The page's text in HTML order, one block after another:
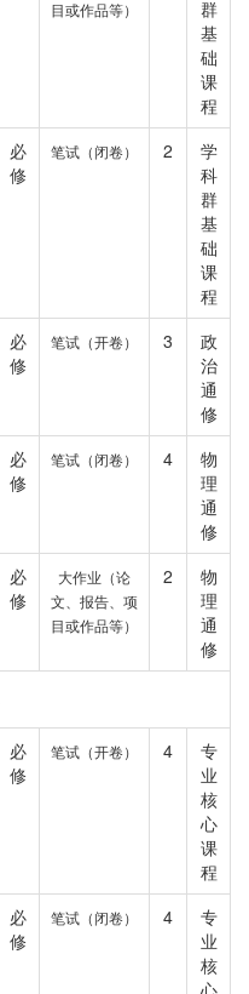
目或作品等）
群
基
础
课
程
必
修
笔试（闭卷） 2
学
科
群
基
础
课
程
必
修
笔试（开卷） 3
政
治
通
修
必
修
笔试（闭卷） 4
物
理
通
修
必
修
大作业（论
文、报告、项
目或作品等）
2
物
理
通
修
必
修
笔试（开卷） 4
专
业
核
心
课
程
必
修
笔试（闭卷） 4
专
业
核
心